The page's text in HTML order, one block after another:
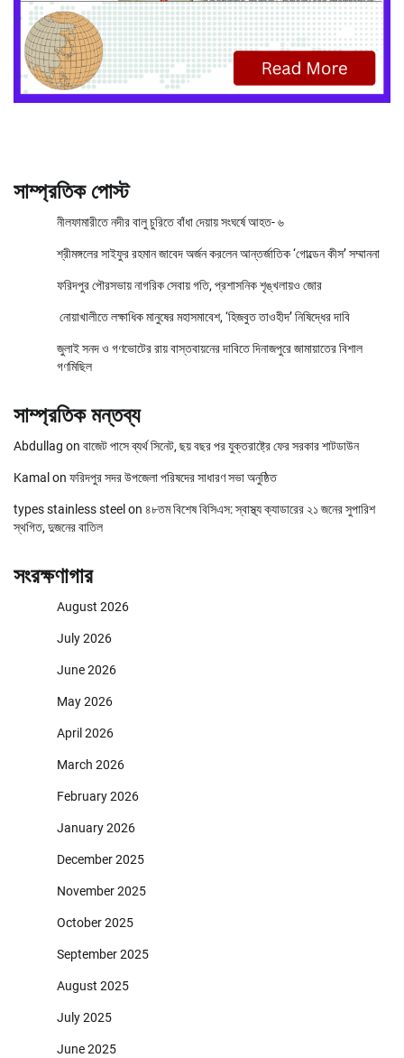
সাম্প্রতিক পোস্ট
নীলফামারীতে নদীর বালু চুরিতে বাঁধা দেয়ায় সংঘর্ষে আহত- ৬
শ্রীমঙ্গলের সাইফুর রহমান জাবেদ অর্জন করলেন আন্তর্জাতিক ‘গোল্ডেন কীস’ সম্মাননা
ফরিদপুর পৌরসভায় নাগরিক সেবায় গতি, প্রশাসনিক শৃঙ্খলায়ও জোর
নোয়াখালীতে লক্ষাধিক মানুষের মহাসমাবেশ, ‘হিজবুত তাওহীদ’ নিষিদ্ধের দাবি
জুলাই সনদ ও গণভোটের রায় বাস্তবায়নের দাবিতে দিনাজপুরে জামায়াতের বিশাল
গণমিছিল
সাম্প্রতিক মন্তব্য
Abdullag on বাজেট পাসে ব্যর্থ সিনেট, ছয় বছর পর যুক্তরাষ্ট্রে ফের সরকার শাটডাউন
Kamal on ফরিদপুর সদর উপজেলা পরিষদের সাধারণ সভা অনুষ্ঠিত
types stainless steel on ৪৮তম বিশেষ বিসিএস: স্বাস্থ্য ক্যাডারের ২১ জনের সুপারিশ
স্থগিত, দুজনের বাতিল
সংরক্ষণাগার
August 2026
July 2026
June 2026
May 2026
April 2026
March 2026
February 2026
January 2026
December 2025
November 2025
October 2025
September 2025
August 2025
July 2025
June 2025